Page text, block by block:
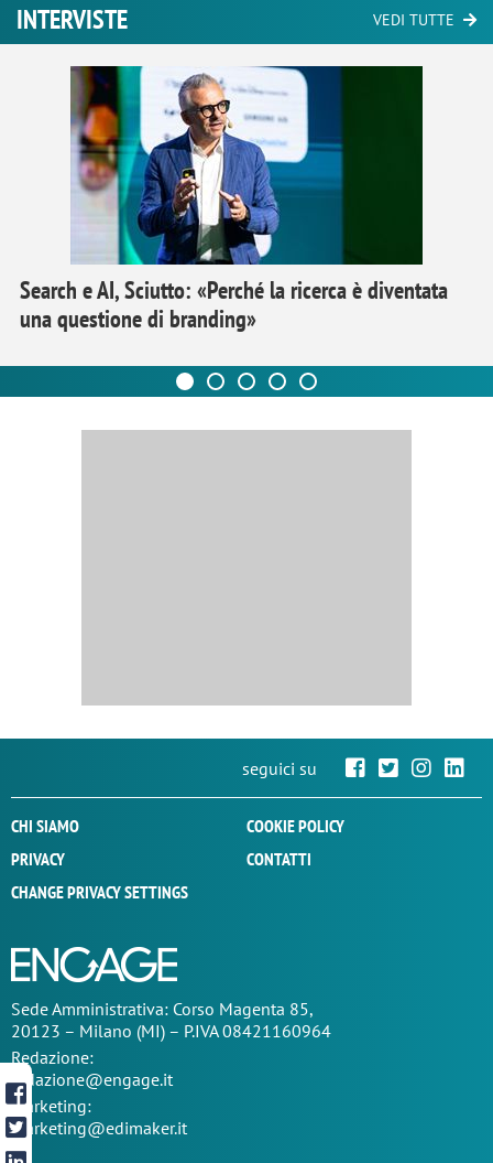
INTERVISTE VEDI TUTTE
Search e AI, Sciutto: «Perché la ricerca è diventata
una questione di branding»
seguici su
CHI SIAMO
COOKIE POLICY
PRIVACY
CONTATTI
CHANGE PRIVACY SETTINGS
SedeAmministrativa: Corso Magenta 85,
20123 – Milano (MI) – P.IVA 08421160964
Redazione:
redazione@engage.it
Marketing:
marketing@edimaker.it